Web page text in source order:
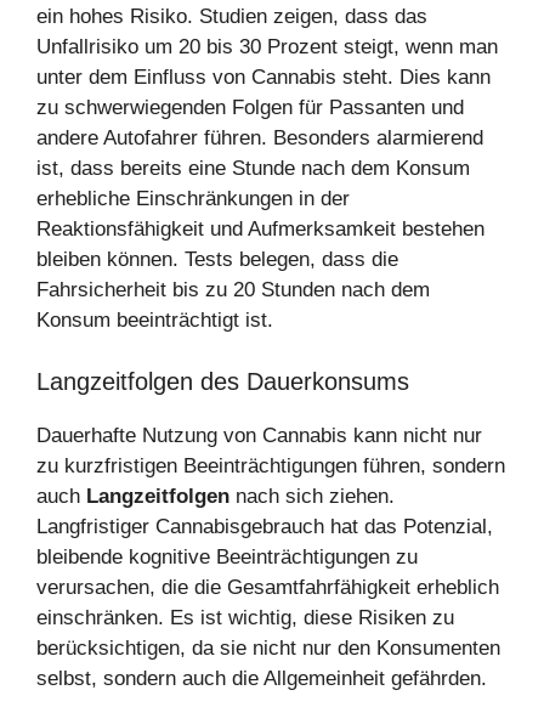
ein hohes Risiko. Studien zeigen, dass das
Unfallrisiko um 20 bis 30 Prozent steigt, wenn man
unter dem Einfluss von Cannabis steht. Dies kann
zu schwerwiegenden Folgen für Passanten und
andere Autofahrer führen. Besonders alarmierend
ist, dass bereits eine Stunde nach dem Konsum
erhebliche Einschränkungen in der
Reaktionsfähigkeit und Aufmerksamkeit bestehen
bleiben können. Tests belegen, dass die
Fahrsicherheit bis zu 20 Stunden nach dem
Konsum beeinträchtigt ist.
Langzeitfolgen des Dauerkonsums
Dauerhafte Nutzung von Cannabis kann nicht nur
zu kurzfristigen Beeinträchtigungen führen, sondern
auch Langzeitfolgen nach sich ziehen.
Langfristiger Cannabisgebrauch hat das Potenzial,
bleibende kognitive Beeinträchtigungen zu
verursachen, die die Gesamtfahrfähigkeit erheblich
einschränken. Es ist wichtig, diese Risiken zu
berücksichtigen, da sie nicht nur den Konsumenten
selbst, sondern auch die Allgemeinheit gefährden.